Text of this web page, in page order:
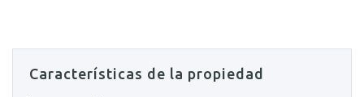
Características de la propiedad